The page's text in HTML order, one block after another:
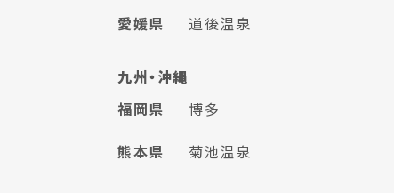
愛媛県
道後温泉
九州・沖縄
福岡県
博多
熊本県
菊池温泉